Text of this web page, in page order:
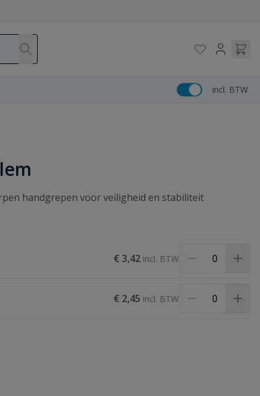
incl. BTW
handgrepen voor veiligheid en stabiliteit
€ 3,42
€ 2,45